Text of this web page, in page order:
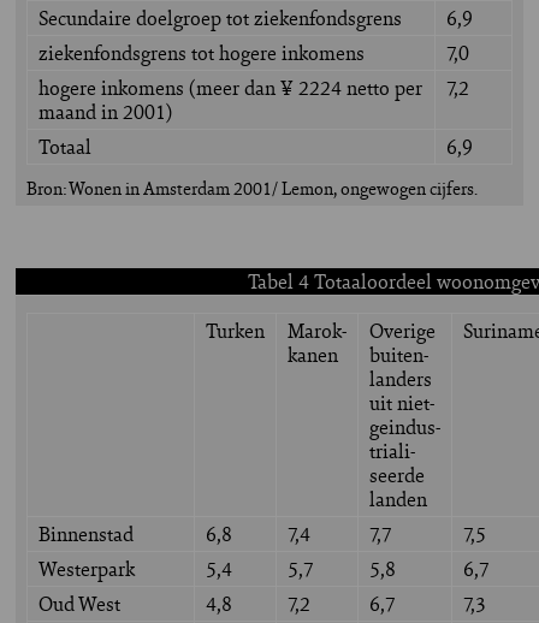
Secundaire doelgroep tot ziekenfondsgrens
6,9
ziekenfondsgrens tot hogere inkomens
7,0
hogere inkomens (meer dan ¥ 2224 netto per
maand in 2001)
7,2
Totaal 6,9
Bron: Wonen in Amsterdam 2001/ Lemon, ongewogen cijfers.
Tabel 4 Totaaloordeel
Turken
Marok-
kanen
Overige
buiten-
landers
uit niet-
geindus-
triali-
seerde
landen
Binnenstad 6,8 7,4 7,7
7,5
Westerpark
5,4 5,7 5,8
6,7
Oud West
4,8 7,2 6,7
7,3